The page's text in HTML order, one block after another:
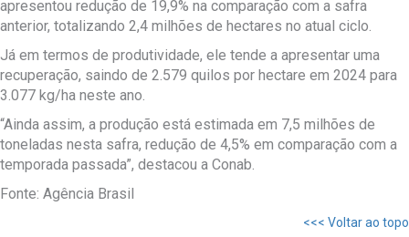
apresentou redução de 19,9% na comparação com a safra
anterior, totalizando 2,4 milhões de hectares no atual ciclo.
Já em termos de produtividade, ele tende a apresentar uma
recuperação, saindo de 2.579 quilos por hectare em 2024 para
3.077 kg/ha neste ano.
“Ainda assim, a produção está estimada em 7,5 milhões de
toneladas nesta safra, redução de 4,5% em comparação com a
temporada passada”, destacou a Conab.
Fonte: Agência Brasil
<<< Voltar ao topo